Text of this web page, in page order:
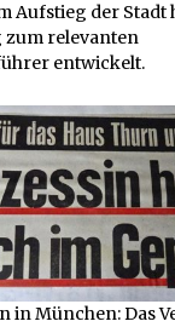
Aufstieg der Stadt
zum relevanten
entwickelt.
in München: Das